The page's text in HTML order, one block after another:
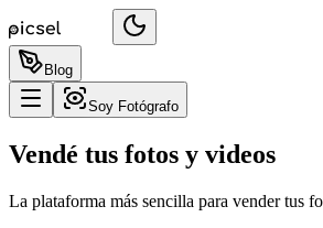
Blog
Soy Fotógrafo
Vendé tus fotos y videos
La plataforma más sencilla para vender tus